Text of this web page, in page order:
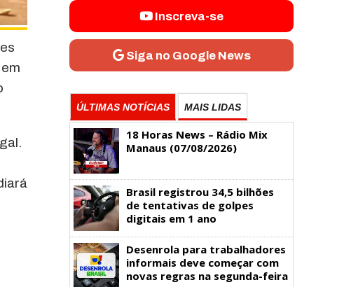
Inscreva-se
Siga no Google News
ÚLTIMAS NOTÍCIAS MAIS LIDAS
18 Horas News​​​​​​​​​​​​ – Rádio Mix
Manaus (07/08/2026)
Brasil registrou 34,5 bilhões
de tentativas de golpes
digitais em 1 ano
Desenrola para trabalhadores
informais deve começar com
novas regras na segunda-feira